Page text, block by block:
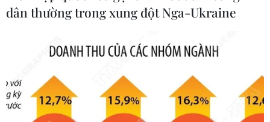
Johnson & Johnson chi 5,5
tỷ USD dàn xếp vụ kiện
phấn rôm gây ung thư
28/07/2026 04:37
Panama cảnh báo ổ dịch
hô hấp lạ sau 6 ca tử vong
liên tiếp
28/07/2026 01:50
dân thường trong xung đột Nga-Ukraine